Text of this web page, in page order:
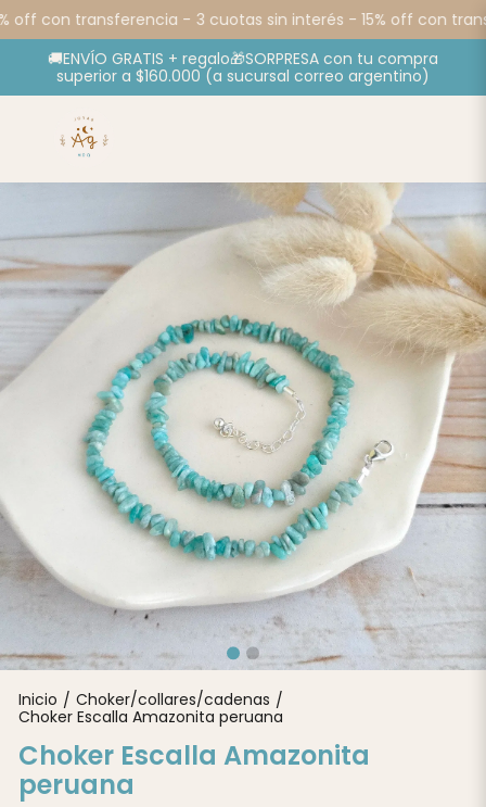
off con transferencia - 3 cuotas sin interés - 15% off con
🚚ENVÍO GRATIS + regalo🎁SORPRESA con tu compra
superior a $160.000 (a sucursal correo argentino)
Inicio / Choker/collares/cadenas /
Choker Escalla Amazonita peruana
Choker Escalla Amazonita
peruana